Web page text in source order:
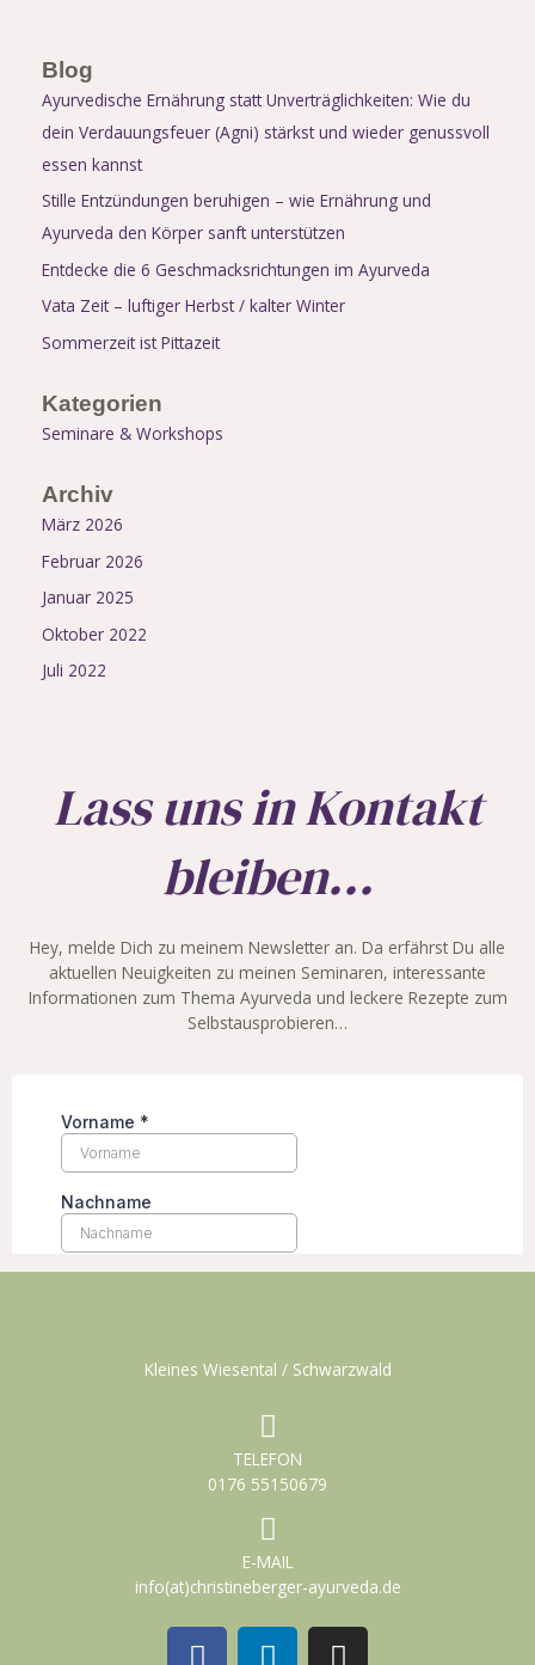
Blog
Ayurvedische Ernährung statt Unverträglichkeiten: Wie du
dein Verdauungsfeuer (Agni) stärkst und wieder genussvoll
essen kannst
Stille Entzündungen beruhigen – wie Ernährung und
Ayurveda den Körper sanft unterstützen
Entdecke die 6 Geschmacksrichtungen im Ayurveda
Vata Zeit – luftiger Herbst / kalter Winter
Sommerzeit ist Pittazeit
Kategorien
Seminare & Workshops
Archiv
März 2026
Februar 2026
Januar 2025
Oktober 2022
Juli 2022
Lass uns in Kontakt
bleiben...
Hey, melde Dich zu meinem Newsletter an. Da erfährst Du alle
aktuellen Neuigkeiten zu meinen Seminaren, interessante
Informationen zum Thema Ayurveda und leckere Rezepte zum
Selbstausprobieren…
Kleines Wiesental / Schwarzwald
TELEFON
0176 55150679
E-MAIL
info(at)christineberger-ayurveda.de
F L I